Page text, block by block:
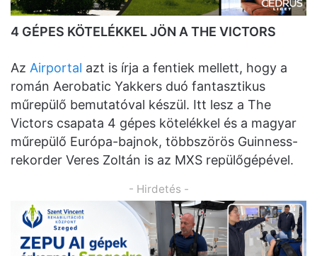
4 GÉPES KÖTELÉKKEL JÖN A THE VICTORS
Az Airportal azt is írja a fentiek mellett, hogy a
román Aerobatic Yakkers duó fantasztikus
műrepülő bemutatóval készül. Itt lesz a The
Victors csapata 4 gépes kötelékkel és a magyar
műrepülő Európa-bajnok, többszörös Guinness-
rekorder Veres Zoltán is az MXS repülőgépével.
- Hirdetés -